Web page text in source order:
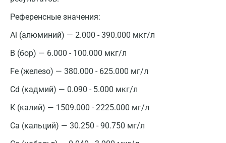
Референсные значения:
Al (алюминий) — 2.000 - 390.000 мкг/л
B (бор) — 6.000 - 100.000 мкг/л
Fe (железо) — 380.000 - 625.000 мг/л
Cd (кадмий) — 0.090 - 5.000 мкг/л
К (калий) — 1509.000 - 2225.000 мг/л
Са (кальций) — 30.250 - 90.750 мг/л